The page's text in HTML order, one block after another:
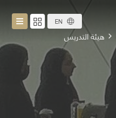
EN
هيئة التدريس